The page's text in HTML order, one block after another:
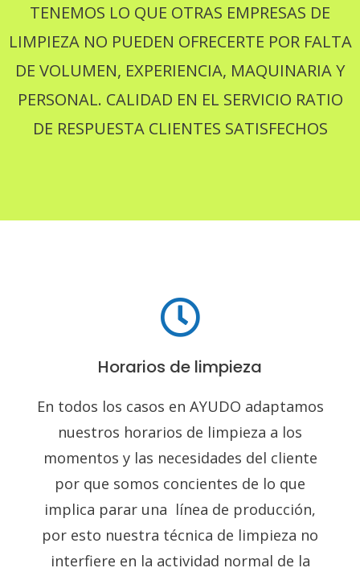
TENEMOS LO QUE OTRAS EMPRESAS DE
LIMPIEZA NO PUEDEN OFRECERTE POR FALTA
DE VOLUMEN, EXPERIENCIA, MAQUINARIA Y
PERSONAL. CALIDAD EN EL SERVICIO RATIO
DE RESPUESTA CLIENTES SATISFECHOS
Horarios de limpieza
En todos los casos en AYUDO adaptamos
nuestros horarios de limpieza a los
momentos y las necesidades del cliente
por que somos concientes de lo que
implica parar una línea de producción,
por esto nuestra técnica de limpieza no
interfiere en la actividad normal de la